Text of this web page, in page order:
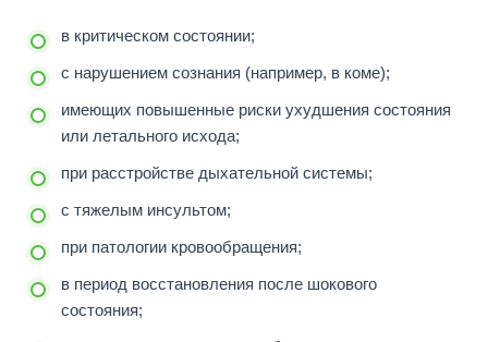
в критическом состоянии;
с нарушением сознания (например, в коме);
имеющих повышенные риски ухудшения состояния
или летального исхода;
при расстройстве дыхательной системы;
с тяжелым инсультом;
при патологии кровообращения;
в период восстановления после шокового
состояния;